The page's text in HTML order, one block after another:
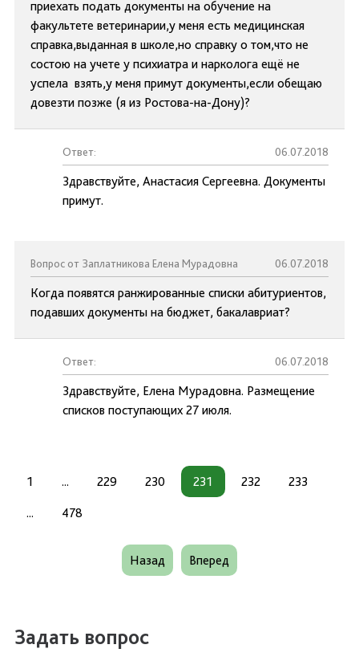
приехать подать документы на обучение на
факультете ветеринарии,у меня есть медицинская
справка,выданная в школе,но справку о том,что не
состою на учете у психиатра и нарколога ещё не
успела взять,у меня примут документы,если обещаю
довезти позже (я из Ростова-на-Дону)?
Ответ: 06.07.2018
Здравствуйте, Анастасия Сергеевна. Документы
примут.
Вопрос от Заплатникова Елена Мурадовна 06.07.2018
Когда появятся ранжированные списки абитуриентов,
подавших документы на бюджет, бакалавриат?
Ответ: 06.07.2018
Здравствуйте, Елена Мурадовна. Размещение
списков поступающих 27 июля.
1 ... 229 230 231 232 233
... 478
Назад Вперед
Задать вопрос